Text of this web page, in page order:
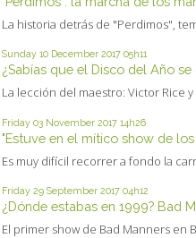
La historia detrás de "Perdimos",
Sunday 10 December 2017 05h11
¿Sabías que el Disco del Año se
La lección del maestro: Victor Rice
Friday 03 November 2017 14h26
"Estuve en el mítico show de los
Es muy difícil recorrer a fondo la
Friday 29 September 2017 04h12
¿Dónde estabas en 1999? Bad
El primer show de Bad Manners en